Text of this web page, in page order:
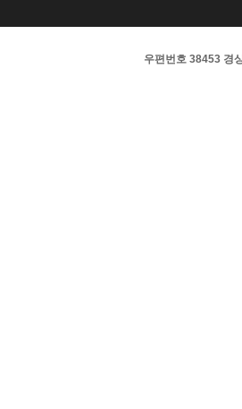
우편번호 38453 경